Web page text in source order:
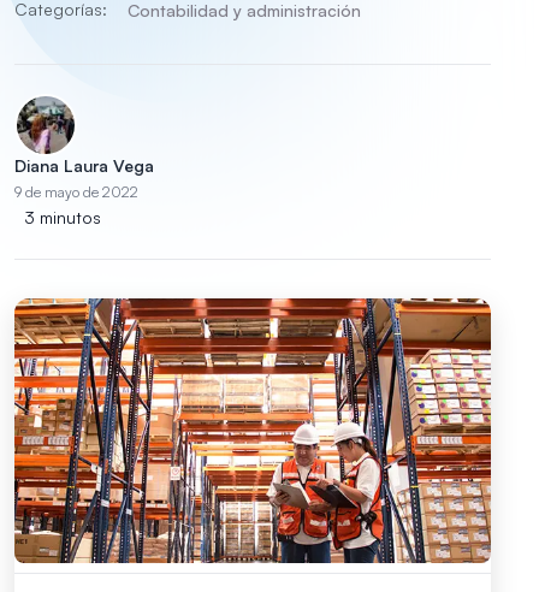
Categorías: Contabilidad y administración
Diana Laura Vega
9 de mayo de 2022
3 minutos